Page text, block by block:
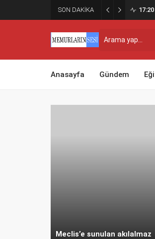
SON DAKİKA 17:20
Anasayfa Gündem
Meclis’e sunulan akılalmaz